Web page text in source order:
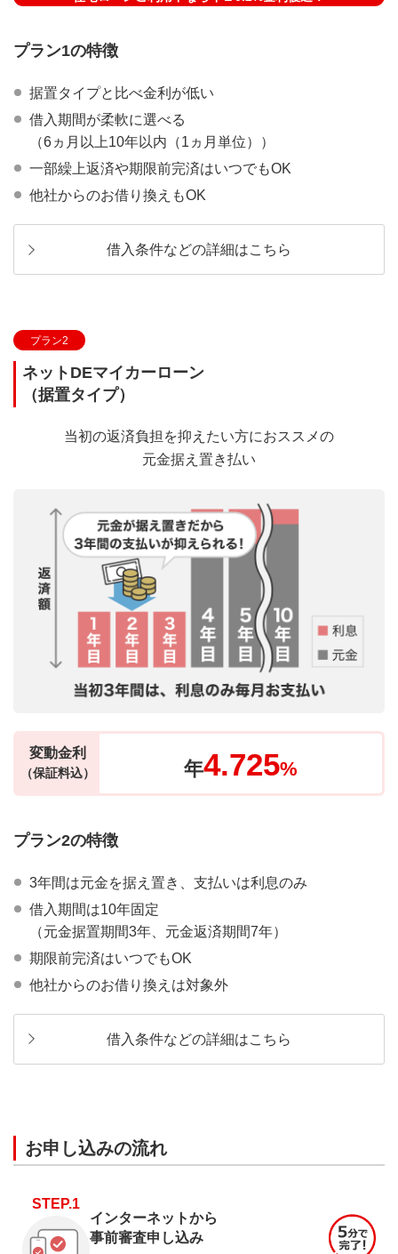
プラン1の特徴
据置タイプと比べ金利が低い
借入期間が柔軟に選べる
（6ヵ月以上10年以内（1ヵ月単位））
一部繰上返済や期限前完済はいつでもOK
他社からのお借り換えもOK
借入条件などの詳細はこちら
プラン2
ネットDEマイカーローン
（据置タイプ）
当初の返済負担を抑えたい方におススメの
元金据え置き払い
変動金利
（保証料込） 年4.725%
プラン2の特徴
3年間は元金を据え置き、支払いは利息のみ
借入期間は10年固定
（元金据置期間3年、元金返済期間7年）
期限前完済はいつでもOK
他社からのお借り換えは対象外
借入条件などの詳細はこちら
お申し込みの流れ
STEP.1
インターネットから
事前審査申し込み